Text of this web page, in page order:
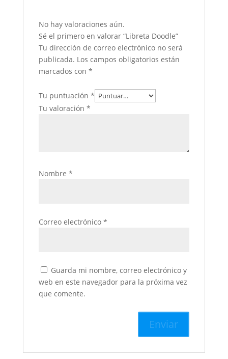
No hay valoraciones aún.
Sé el primero en valorar “Libreta Doodle”
Tu dirección de correo electrónico no será
publicada. Los campos obligatorios están
marcados con *
Tu puntuación *
Tu valoración *
Nombre *
Correo electrónico *
Guarda mi nombre, correo electrónico y
web en este navegador para la próxima vez
que comente.